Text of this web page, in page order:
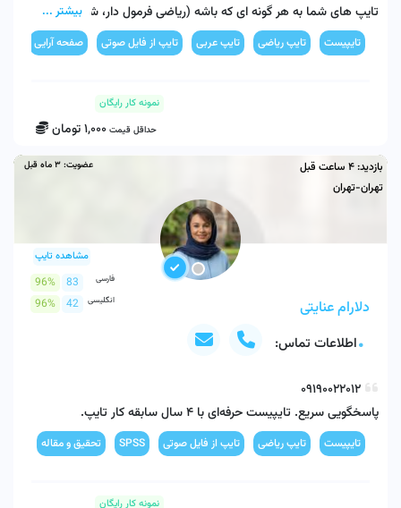
تایپیست تایپ ریاضی تایپ عربی تایپ از فایل صوتی صفحه آرایی
تایپ های شما به هر گونه ای که باشه (ریاضی فرمول دار، شیمی با
معادله، جدول، فلوچارت و ...) به اون شکلی که شما بپسندید انجام
بیشتر ...
نمونه کار رایگان
حداقل قیمت 1,000تومان
بازدید:4 ساعت قبل
تهران-تهران
عضویت: 3 ماه قبل
مشاهده تایپ
83
96% فارسی
42
96% انگلیسی دلارام عنایتی
اطلاعات تماس:
تایپیست تایپ ریاضی تایپ از فایل صوتی SPSS تحقیق و مقاله
پاسخگویی سریع. تایپیست حرفه‌ای با 4 سال سابقه کار تایپ.
نمونه کار رایگان